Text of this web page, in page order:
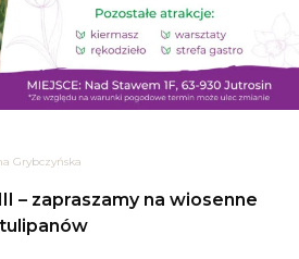
Grybczyńska
– zapraszamy na wiosenne